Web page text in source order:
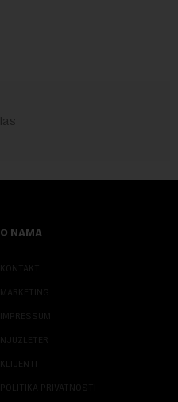
O NAMA
KONTAKT
MARKETING
IMPRESSUM
NJUZLETER
KLIJENTI
POLITIKA PRIVATNOSTI